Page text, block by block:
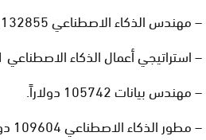
– مهندس الذكاء الاصطناعي 132855 دولاراً.
– استراتيجي أعمال الذكاء الاصطناعي 134671 دولاراً.
– مهندس بيانات 105742 دولاراً.
– مطور الذكاء الاصطناعي 109604 دولارات.